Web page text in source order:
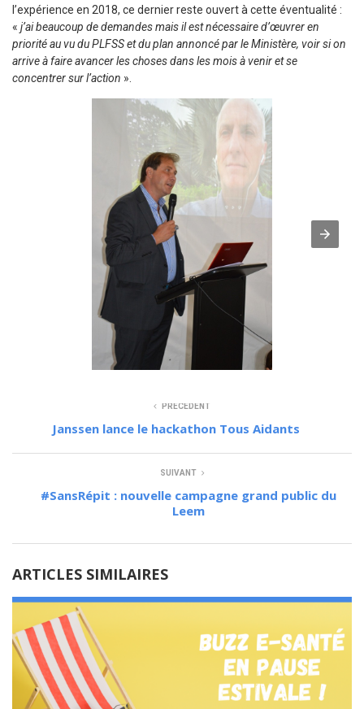
l’expérience en 2018, ce dernier reste ouvert à cette éventualité :
« j’ai beaucoup de demandes mais il est nécessaire d’œuvrer en
priorité au vu du PLFSS et du plan annoncé par le Ministère, voir si on
arrive à faire avancer les choses dans les mois à venir et se
concentrer sur l’action ».
PRÉCÉDENT
Janssen lance le hackathon Tous Aidants
SUIVANT
#SansRépit : nouvelle campagne grand public du
Leem
ARTICLES SIMILAIRES